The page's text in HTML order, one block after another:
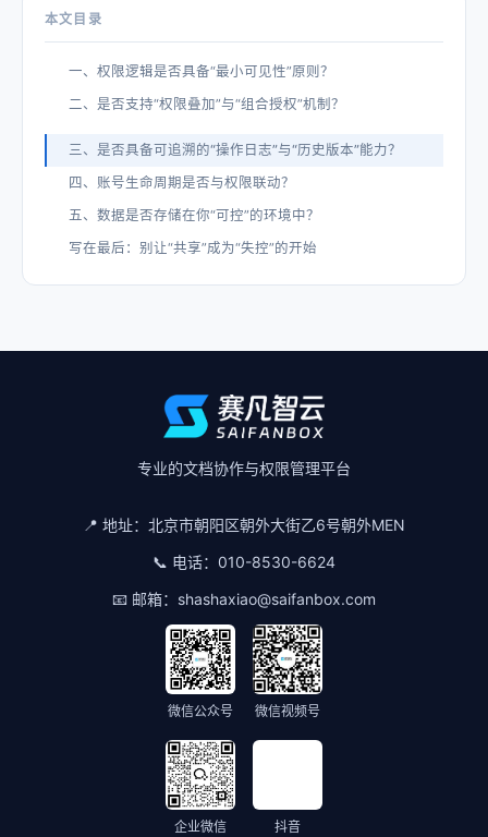
本文目录
一、权限逻辑是否具备“最小可见性”原则？
二、是否支持“权限叠加”与“组合授权”机制？
三、是否具备可追溯的“操作日志”与“历史版本”能力？
四、账号生命周期是否与权限联动？
五、数据是否存储在你“可控”的环境中？
写在最后：别让“共享”成为“失控”的开始
专业的文档协作与权限管理平台
📍 地址： 北京市朝阳区朝外大街乙6号朝外MEN
📞 电话： 010-8530-6624
📧 邮箱： shashaxiao@saifanbox.com
微信公众号 微信视频号
企业微信 抖音